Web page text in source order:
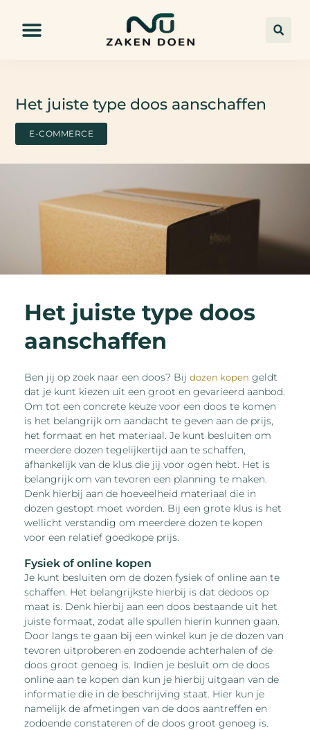
Het juiste type doos aanschaffen
E-COMMERCE
Het juiste type doos
aanschaffen
Ben jij op zoek naar een doos? Bijdozen kopen geldt
dat je kunt kiezen uit een groot en gevarieerd aanbod.
Om tot een concrete keuze voor een doos te komen
is het belangrijk om aandacht te geven aan de prijs,
het formaat en het materiaal. Je kunt besluiten om
meerdere dozen tegelijkertijd aan te schaffen,
afhankelijk van de klus die jij voor ogen hebt. Het is
belangrijk om van tevoren een planning te maken.
Denk hierbij aan de hoeveelheid materiaal die in
dozen gestopt moet worden. Bij een grote klus is het
wellicht verstandig om meerdere dozen te kopen
voor een relatief goedkope prijs.
Fysiek of online kopen
Je kunt besluiten om de dozen fysiek of online aan te
schaffen. Het belangrijkste hierbij is dat dedoos op
maat is. Denk hierbij aan een doos bestaande uit het
juiste formaat, zodat alle spullen hierin kunnen gaan.
Door langs te gaan bij een winkel kun je de dozen van
tevoren uitproberen en zodoende achterhalen of de
doos groot genoeg is. Indien je besluit om de doos
online aan te kopen dan kun je hierbij uitgaan van de
informatie die in de beschrijving staat. Hier kun je
namelijk de afmetingen van de doos aantreffen en
zodoende constateren of de doos groot genoeg is.